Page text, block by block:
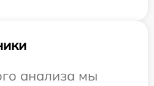
анализа мы